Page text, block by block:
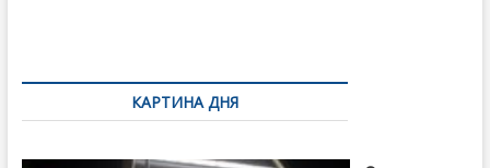
по
записямКАРТИНА ДНЯ